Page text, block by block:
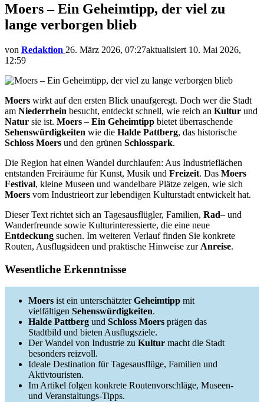
Moers – Ein Geheimtipp, der viel zu
lange verborgen blieb
von Redaktion 26. März 2026, 07:27aktualisiert 10. Mai 2026,
12:59
Moers wirkt auf den ersten Blick unaufgeregt. Doch wer die Stadt
am Niederrhein besucht, entdeckt schnell, wie reich an Kultur und
Natur sie ist. Moers – Ein Geheimtipp bietet überraschende
Sehenswürdigkeiten wie die Halde Pattberg, das historische
Schloss Moers und den grünen Schlosspark.
Die Region hat einen Wandel durchlaufen: Aus Industrieflächen
entstanden Freiräume für Kunst, Musik und Freizeit. Das Moers
Festival, kleine Museen und wandelbare Plätze zeigen, wie sich
Moers vom Industrieort zur lebendigen Kulturstadt entwickelt hat.
Dieser Text richtet sich an Tagesausflügler, Familien, Rad– und
Wanderfreunde sowie Kulturinteressierte, die eine neue
Entdeckung suchen. Im weiteren Verlauf finden Sie konkrete
Routen, Ausflugsideen und praktische Hinweise zur Anreise.
Wesentliche Erkenntnisse
Moers ist ein unterschätzterGeheimtipp mit
vielfältigen Sehenswürdigkeiten.
Halde Pattberg und Schloss Moers prägen das
Stadtbild und bieten Ausflugsziele.
Der Wandel von Industrie zu Kultur macht die Stadt
besonders reizvoll.
Ideale Destination für Tagesausflüge, Familien und
Aktivtouristen.
Im Artikel folgen konkrete Routenvorschläge, Museen-
und Veranstaltungs-Tipps.